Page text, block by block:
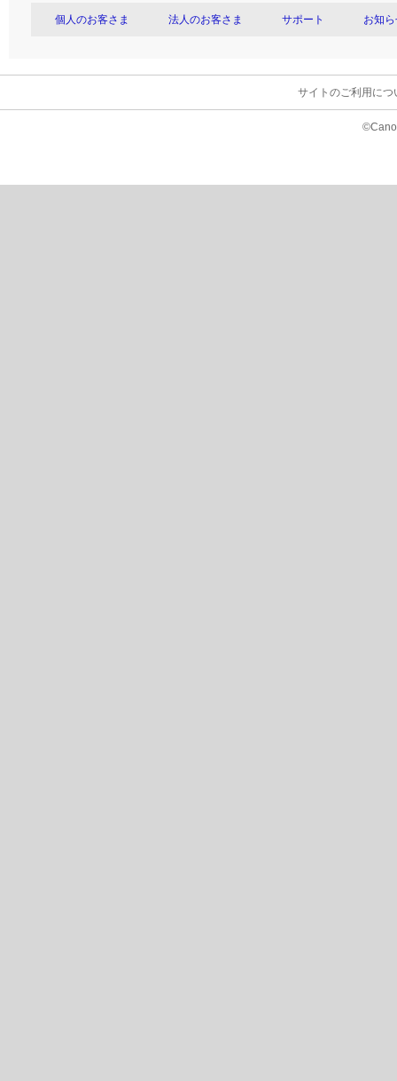
個人のお客さま 法人のお客さま サポート お知
サイトのご利用につ